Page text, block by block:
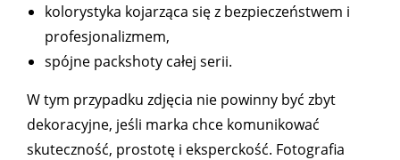
kolorystyka kojarząca się z bezpieczeństwem i
profesjonalizmem,
spójne packshoty całej serii.
W tym przypadku zdjęcia nie powinny być zbyt
dekoracyjne, jeśli marka chce komunikować
skuteczność, prostotę i eksperckość. Fotografia